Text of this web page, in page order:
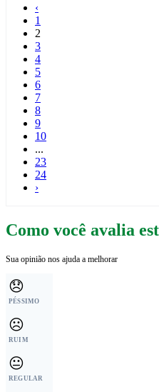
‹
1
2
3
4
5
6
7
8
9
10
...
23
24
›
Como você avalia
Sua opinião nos ajuda a melhorar
😞
PÉSSIMO
☹️
RUIM
😐
REGULAR